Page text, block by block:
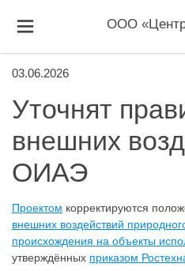
ООО «Центр
03.06.2026
Уточнят
внешних
ОИАЭ
Проектом корректируются
внешних воздействий
происхождения на объекты
утверждённых приказом